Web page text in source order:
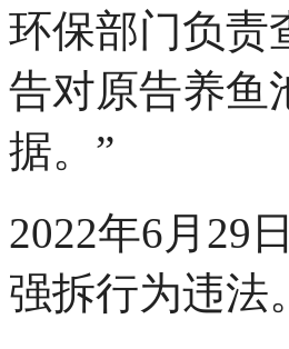
环保部门负责
告对原告养鱼
据。”
2022年6月29
强拆行为违法。